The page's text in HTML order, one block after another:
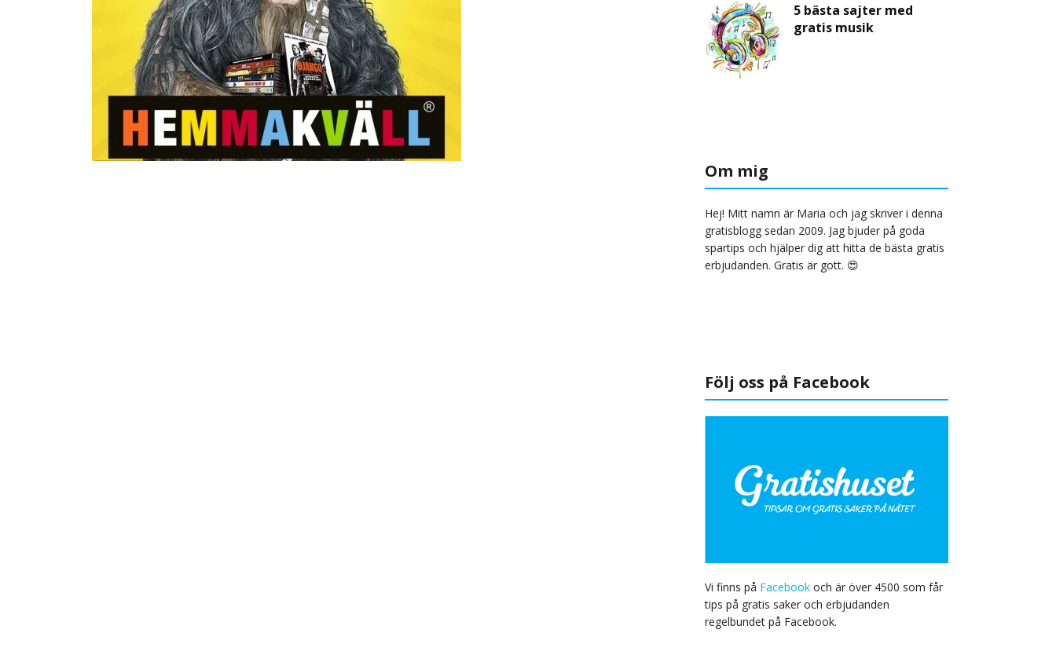
5 bästa sajter med
gratis musik
Om mig
Hej! Mitt namn är Maria och jag skriver i denna
gratisblogg sedan 2009. Jag bjuder på goda
spartips och hjälper dig att hitta de bästa gratis
erbjudanden. Gratis är gott. 😍
Följ oss på Facebook
Vi finns på Facebook och är över 4500 som får
tips på gratis saker och erbjudanden
regelbundet på Facebook.